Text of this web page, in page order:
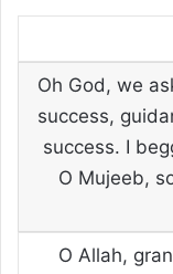
Oh God, we
success,
success. I
O Mujeeb,
O Allah,